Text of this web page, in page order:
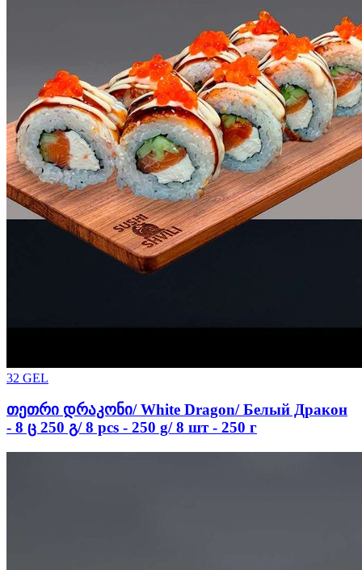
32 GEL
თეთრი დრაკონი/ White Dragon/ Белый Дракон
- 8 ც 250 გ/ 8 pcs - 250 g/ 8 шт - 250 г